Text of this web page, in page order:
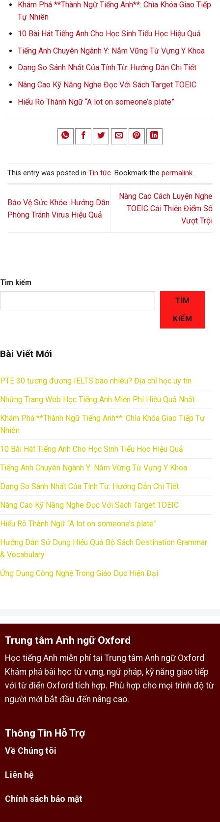
Khám Phá **Thành Ngữ Tiếng Anh**: Chìa Khóa Giao Tiếp
Tự Nhiên
10 Bài Hát Tiếng Anh Cho Học Sinh Tiểu Học Hiệu Quả
Tiếng Anh Chuyên Ngành Y: Nắm Vững Từ Vựng Y Khoa
Dạng So Sánh Nhất Của Tính Từ: Hướng Dẫn Chi Tiết
Nâng Cao Kỹ Năng Nghe Đọc Với Sách Target TOEIC
Hiểu Rõ Thành Ngữ “A lot on someone’s plate”
This entry was posted in Tin tức. Bookmark the permalink.
Bảo Vệ Sức Khỏe: Hướng Dẫn
Phòng Tránh Virus Hiệu Quả
Nâng Cao Cách Luyện Nghe
TOEIC Cải Thiện Điểm Số
Vượt Trội
Tìm kiếm
TÌM
KIẾM
Bài Viết Mới
PTE 30 tương đương IELTS bao nhiêu? Địa chỉ học uy tín
Những Trang Web Học Tiếng Anh Miễn Phí Hiệu Quả Nhất
Khám Phá **Thành Ngữ Tiếng Anh**: Chìa Khóa Giao Tiếp Tự
Nhiên
10 Bài Hát Tiếng Anh Cho Học Sinh Tiểu Học Hiệu Quả
Tiếng Anh Chuyên Ngành Y: Nắm Vững Từ Vựng Y Khoa
Dạng So Sánh Nhất Của Tính Từ: Hướng Dẫn Chi Tiết
Nâng Cao Kỹ Năng Nghe Đọc Với Sách Target TOEIC
Hiểu Rõ Thành Ngữ “A lot on someone’s plate”
Hướng Dẫn Sử Dụng Hiệu Quả Bộ Sách Destination Grammar
& Vocabulary
Ứng Dụng Công Nghệ Trong Giáo Dục Hiện Đại
Trung tâm Anh ngữ Oxford
Học tiếng Anh miễn phí tại Trung tâm Anh ngữ Oxford
Khám phá bài học từ vựng, ngữ pháp, kỹ năng giao tiếp
với từ điển Oxford tích hợp. Phù hợp cho mọi trình độ từ
người mới bắt đầu đến nâng cao.
Thông Tin Hỗ Trợ
Về Chúng tôi
Liên hệ
Chính sách bảo mật